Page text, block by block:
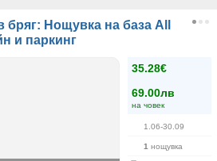
Нощувка на база All
и паркинг
35.28€
69.00лв
на човек
1.06-30.09
1 нощувка